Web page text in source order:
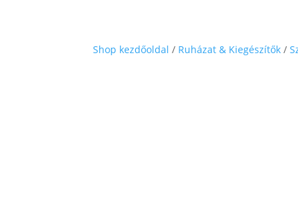
Shop kezdőoldal / Ruházat & Kiegészítők /